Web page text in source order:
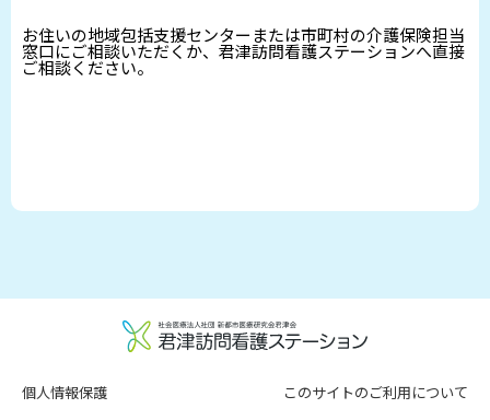
お住いの地域包括支援センターまたは市町村の介護保険担当
窓口にご相談いただくか、君津訪問看護ステーションへ直接
ご相談ください。
個人情報保護 このサイトのご利用について